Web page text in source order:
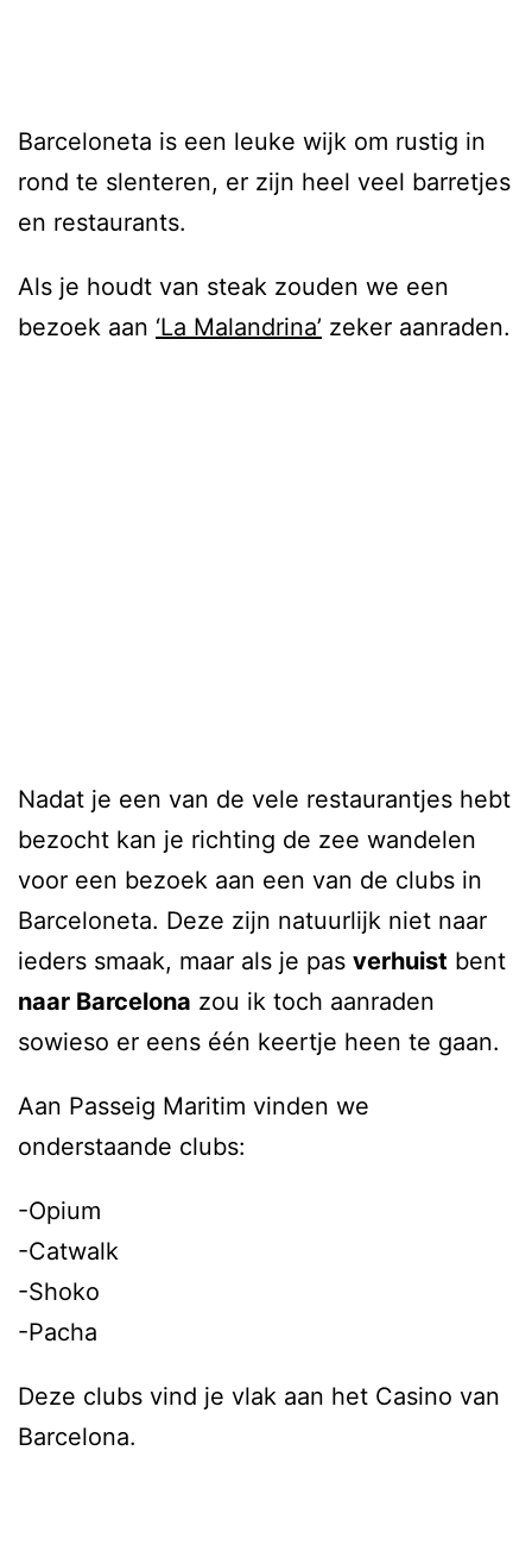
Barceloneta is een leuke wijk om rustig in
rond te slenteren, er zijn heel veel barretjes
en restaurants.
Als je houdt van steak zouden we een
bezoek aan ‘La Malandrina’ zeker aanraden.
Nadat je een van de vele restaurantjes hebt
bezocht kan je richting de zee wandelen
voor een bezoek aan een van de clubs in
Barceloneta. Deze zijn natuurlijk niet naar
ieders smaak, maar als je pas verhuist bent
naar Barcelona zou ik toch aanraden
sowieso er eens één keertje heen te gaan.
Aan Passeig Maritim vinden we
onderstaande clubs:
-Opium
-Catwalk
-Shoko
-Pacha
Deze clubs vind je vlak aan het Casino van
Barcelona.